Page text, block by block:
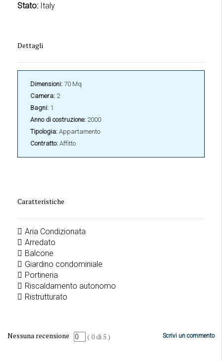
Stato: Italy
Dettagli
Dimensioni: 70 Mq
Camera: 2
Bagni: 1
Anno di costruzione: 2000
Tipologia: Appartamento
Contratto: Affitto
Caratteristiche
Aria Condizionata
Arredato
Balcone
Giardino condominiale
Portineria
Riscaldamento autonomo
Ristrutturato
Nessuna recensione (0di 5 ) Scrivi un commento